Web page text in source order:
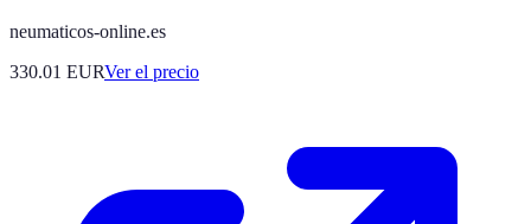
neumaticos-online.es
330.01 EURVer el precio